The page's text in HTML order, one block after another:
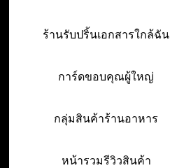
ร้านรับปริ้นเอกสารใกล้ฉัน
การ์ดขอบคุณผู้ใหญ่
กลุ่มสินค้าร้านอาหาร
หน้ารวมรีวิวสินค้า